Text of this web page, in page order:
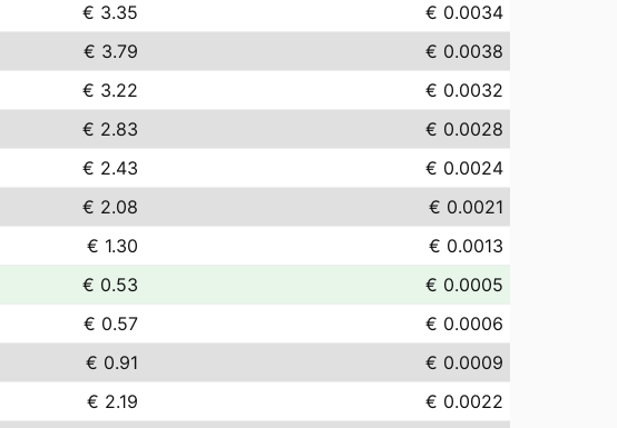
€ 3.35
€ 0.0034
€ 3.79
€ 0.0038
€ 3.22
€ 0.0032
€ 2.83
€ 0.0028
€ 2.43
€ 0.0024
€ 2.08
€ 0.0021
€ 1.30
€ 0.0013
€ 0.53
€ 0.0005
€ 0.57
€ 0.0006
€ 0.91
€ 0.0009
€ 2.19
€ 0.0022